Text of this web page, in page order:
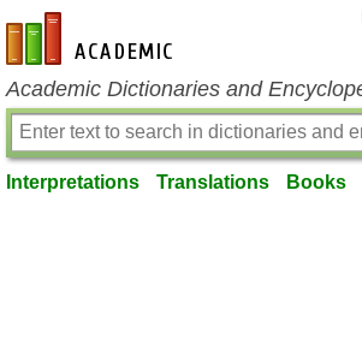
en-academic.com
Academic Dictionaries and
Interpretations Translations Books